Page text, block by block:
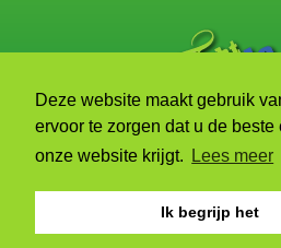
Deze website maakt gebruik
ervoor te zorgen dat u de beste
onze website krijgt.
Lees meer
Ik begrijp het
© 2006 - 2026 Tocht om de Noord |